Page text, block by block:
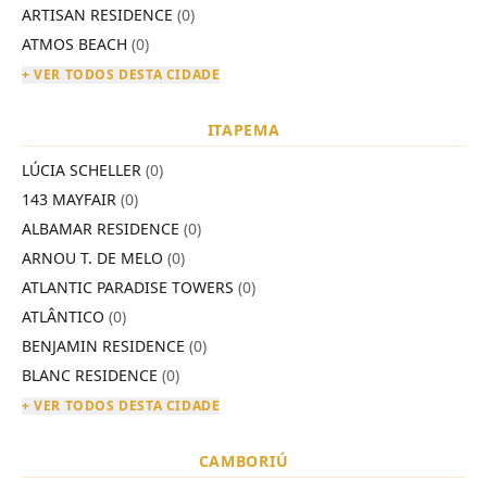
ARTISAN RESIDENCE (0)
ATMOS BEACH (0)
+ VER TODOS DESTA CIDADE
ITAPEMA
LÚCIA SCHELLER (0)
143 MAYFAIR (0)
ALBAMAR RESIDENCE (0)
ARNOU T. DE MELO (0)
ATLANTIC PARADISE TOWERS (0)
ATLÂNTICO (0)
BENJAMIN RESIDENCE (0)
BLANC RESIDENCE (0)
+ VER TODOS DESTA CIDADE
CAMBORIÚ